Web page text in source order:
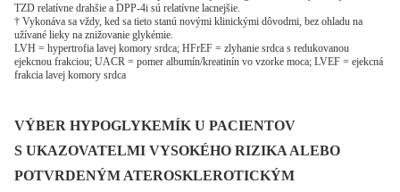
TZD relatívne drahšie a DPP-4i sú relatívne lacnejšie.
† Vykonáva sa vždy, ked sa tieto stanú novými klinickými dôvodmi, bez ohladu na
užívané lieky na znižovanie glykémie.
LVH = hypertrofia lavej komory srdca; HFrEF = zlyhanie srdca s redukovanou
ejekcnou frakciou; UACR = pomer albumín/kreatinín vo vzorke moca; LVEF = ejekcná
frakcia lavej komory srdca
VÝBER HYPOGLYKEMÍK U PACIENTOV
S UKAZOVATELMI VYSOKÉHO RIZIKA ALEBO
POTVRDENÝM ATEROSKLEROTICKÝM